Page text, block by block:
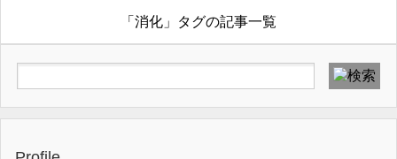
「消化」タグの記事一覧